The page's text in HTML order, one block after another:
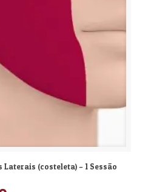
Laterais (costeleta) – 1 Sessão